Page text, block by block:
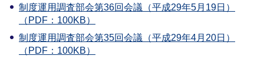
制度運用調査部会第36回会議（平成29年5月19日）
（PDF：100KB）
制度運用調査部会第35回会議（平成29年4月20日）
（PDF：100KB）